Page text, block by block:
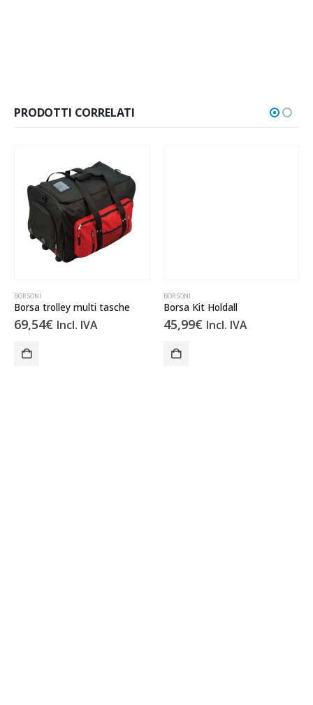
PRODOTTI CORRELATI
BORSONI
Borsa trolley multi tasche
69,54€ Incl. IVA
BORSONI
Borsa Kit Holdall
45,99€ Incl. IVA